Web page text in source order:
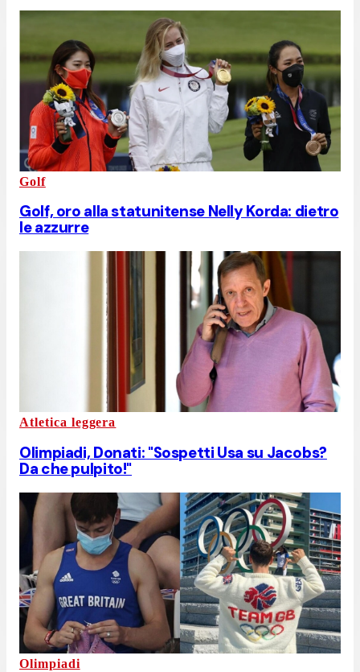
Golf
Golf, oro alla statunitense Nelly Korda: dietro
le azzurre
Atletica leggera
Olimpiadi, Donati: "Sospetti Usa su Jacobs?
Da che pulpito!"
Olimpiadi